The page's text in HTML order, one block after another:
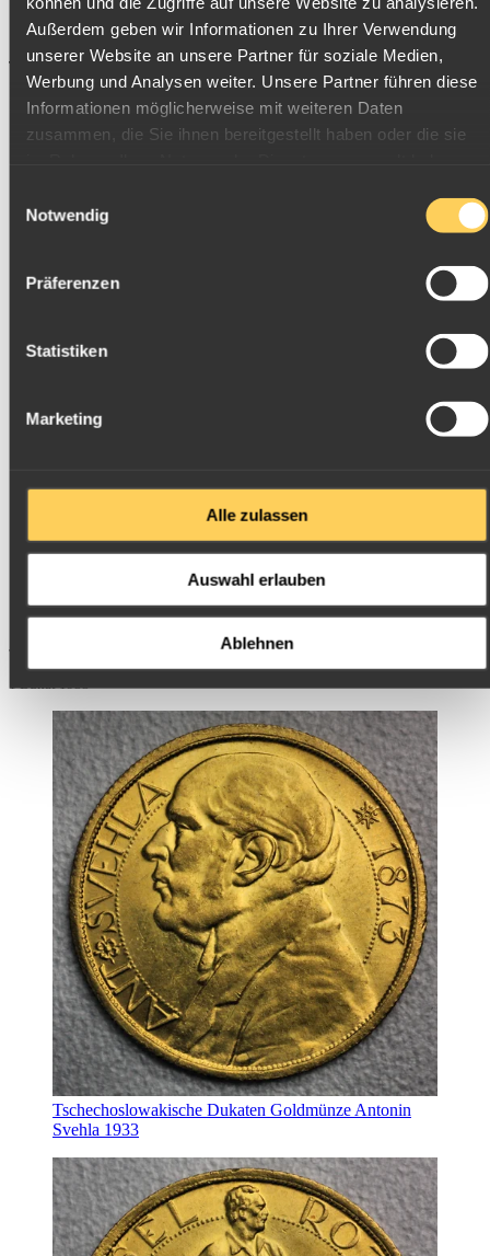
Außerdem geben wir Informationen zu Ihrer Verwendung
unserer Website an unsere Partner für soziale Medien,
Werbung und Analysen weiter. Unsere Partner führen diese
Informationen möglicherweise mit weiteren Daten
zusammen, die Sie ihnen bereitgestellt haben oder die sie
Notwendig
Präferenzen
Statistiken
Marketing
Alle zulassen
Auswahl erlauben
Ablehnen
Dukaten Münzen Gold Tschechoslowakei / Tschechei
Tschechische Golddukaten
halbe Dukaten
Dukaten Goldmünzen Tschechoslowakei ganzer und
halber Dukaten
1 Dukat 1933
Tschechoslowakische Dukaten Goldmünze Antonin
Svehla 1933